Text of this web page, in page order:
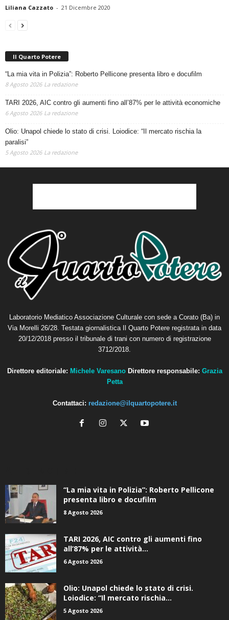
Liliana Cazzato - 21 Dicembre 2020
Il Quarto Potere
“La mia vita in Polizia”: Roberto Pellicone presenta libro e docufilm
8 Agosto 2026 La redazione
TARI 2026, AIC contro gli aumenti fino all’87% per le attività economiche
6 Agosto 2026 La redazione
Olio: Unapol chiede lo stato di crisi. Loiodice: “Il mercato rischia la
paralisi”
5 Agosto 2026 La redazione
Laboratorio Mediatico Associazione Culturale con sede a Corato (Ba) in
Via Morelli 26/28. Testata giornalistica Il Quarto Potere registrata in data
20/12/2018 presso il tribunale di trani con numero di registrazione
3712/2018.
Direttore editoriale: Michele Varesano Direttore responsabile: Grazia
Petta
Contattaci: redazione@ilquartopotere.it
“La mia vita in Polizia”: Roberto Pellicone
presenta libro e docufilm
8 Agosto 2026
TARI 2026, AIC contro gli aumenti fino
all’87% per le attività...
6 Agosto 2026
Olio: Unapol chiede lo stato di crisi.
Loiodice: “Il mercato rischia...
5 Agosto 2026